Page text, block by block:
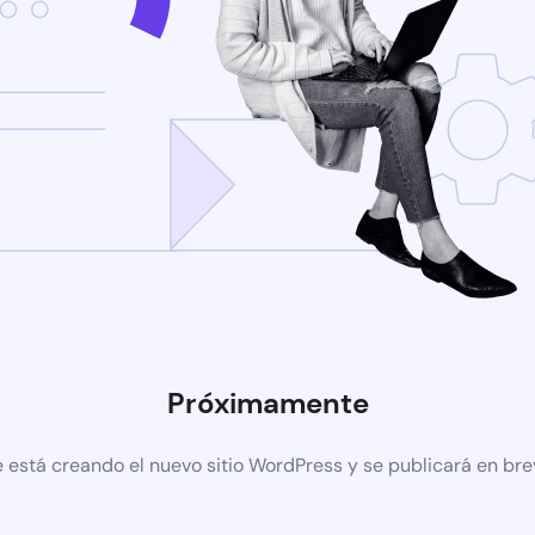
Próximamente
está creando el nuevo sitio WordPress y se publicará en